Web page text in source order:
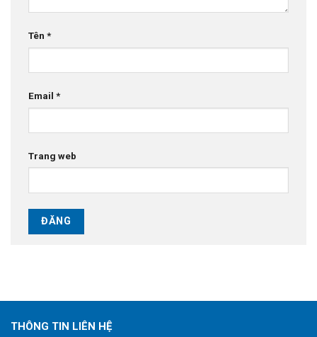
Tên *
Email *
Trang web
THÔNG TIN LIÊN HỆ